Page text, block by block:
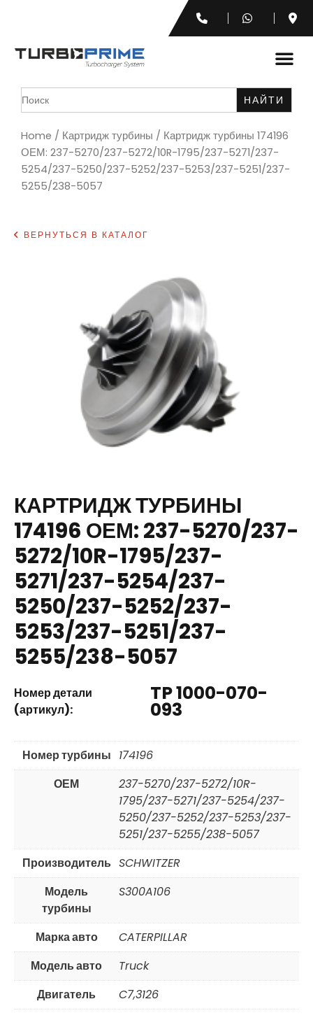
Search
for:
Home / Картридж турбины / Картридж турбины 174196
ОЕМ: 237-5270/237-5272/10R-1795/237-5271/237-
5254/237-5250/237-5252/237-5253/237-5251/237-
5255/238-5057
ВЕРНУТЬСЯ В КАТАЛОГ
КАРТРИДЖ ТУРБИНЫ
174196 ОЕМ: 237-5270/237-
5272/10R-1795/237-
5271/237-5254/237-
5250/237-5252/237-
5253/237-5251/237-
5255/238-5057
Номер детали
(артикул):
TP 1000-070-
093
Номер турбины 174196
ОЕМ
237-5270/237-5272/10R-
1795/237-5271/237-5254/237-
5250/237-5252/237-5253/237-
5251/237-5255/238-5057
Производитель SCHWITZER
Модель
турбины
S300A106
Марка авто
CATERPILLAR
Модель авто
Truck
Двигатель
C7,3126